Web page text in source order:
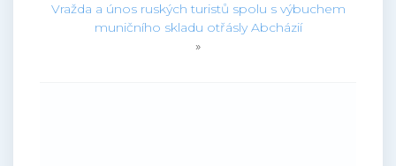
Vražda a únos ruských turistů spolu s výbuchem
muničního skladu otřásly Abcházií
»